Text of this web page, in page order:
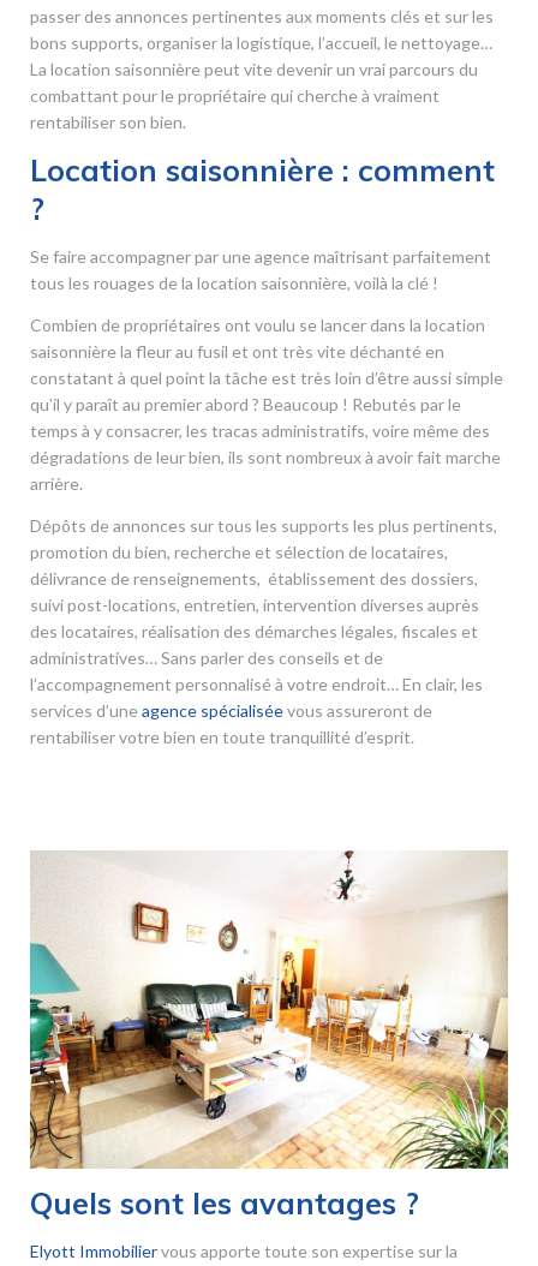
passer des annonces pertinentes aux moments clés et sur les
bons supports, organiser la logistique, l’accueil, le nettoyage…
La location saisonnière peut vite devenir un vrai parcours du
combattant pour le propriétaire qui cherche à vraiment
rentabiliser son bien.
Location saisonnière : comment
?
Se faire accompagner par une agence maîtrisant parfaitement
tous les rouages de la location saisonnière, voilà la clé !
Combien de propriétaires ont voulu se lancer dans la location
saisonnière la fleur au fusil et ont très vite déchanté en
constatant à quel point la tâche est très loin d’être aussi simple
qu’il y paraît au premier abord ? Beaucoup ! Rebutés par le
temps à y consacrer, les tracas administratifs, voire même des
dégradations de leur bien, ils sont nombreux à avoir fait marche
arrière.
Dépôts de annonces sur tous les supports les plus pertinents,
promotion du bien, recherche et sélection de locataires,
délivrance de renseignements, établissement des dossiers,
suivi post-locations, entretien, intervention diverses auprès
des locataires, réalisation des démarches légales, fiscales et
administratives… Sans parler des conseils et de
l’accompagnement personnalisé à votre endroit… En clair, les
services d’une agence spécialiséevous assureront de
rentabiliser votre bien en toute tranquillité d’esprit.
Quels sont les avantages ?
Elyott Immobiliervous apporte toute son expertise sur la